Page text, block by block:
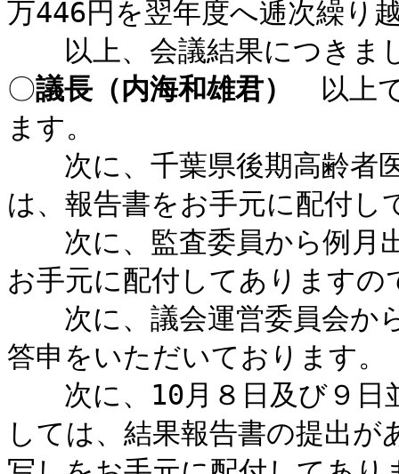
万446円を翌年度へ逓次繰り
以上、会議結果につきま
〇議長（内海和雄君）
以上
ます。
次に、千葉県後期高齢者
は、報告書をお手元に配付
次に、監査委員から例月
お手元に配付してありますの
次に、議会運営委員会か
答申をいただいております。
次に、10月８日及び９日
しては、結果報告書の提出